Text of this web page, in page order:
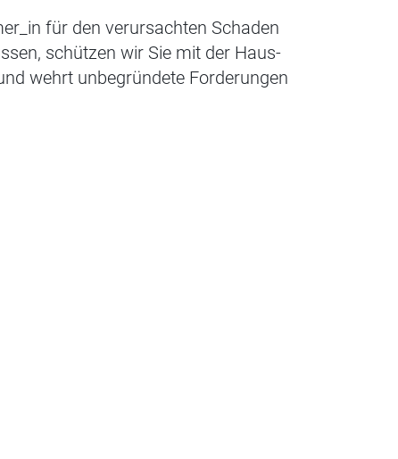
für den verursachten Schaden
schützen wir Sie mit der Haus-
wehrt unbegründete Forderungen